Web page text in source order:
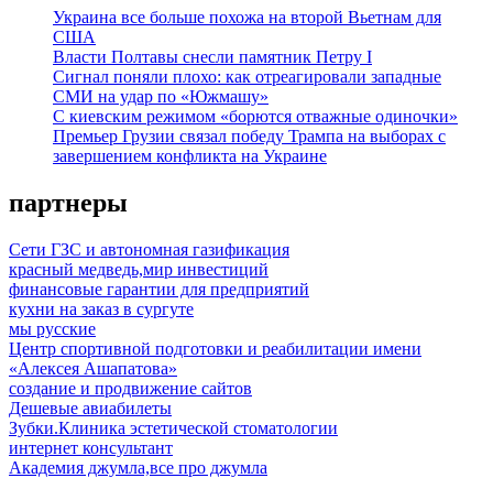
Украина все больше похожа на второй Вьетнам для
США
Власти Полтавы снесли памятник Петру I
Сигнал поняли плохо: как отреагировали западные
СМИ на удар по «Южмашу»
С киевским режимом «борются отважные одиночки»
Премьер Грузии связал победу Трампа на выборах с
завершением конфликта на Украине
партнеры
Сети ГЗС и автономная газификация
красный медведь,мир инвестиций
финансовые гарантии для предприятий
кухни на заказ в сургуте
мы русские
Центр спортивной подготовки и реабилитации имени
«Алексея Ашапатова»
создание и продвижение сайтов
Дешевые авиабилеты
Зубки.Клиника эстетической стоматологии
интернет консультант
Академия джумла,все про джумла